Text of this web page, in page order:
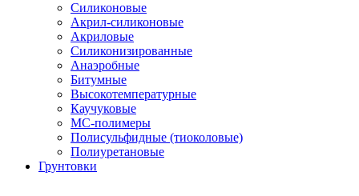
Силиконовые
Акрил-силиконовые
Акриловые
Силиконизированные
Анаэробные
Битумные
Высокотемпературные
Каучуковые
МС-полимеры
Полисульфидные (тиоколовые)
Полиуретановые
Грунтовки